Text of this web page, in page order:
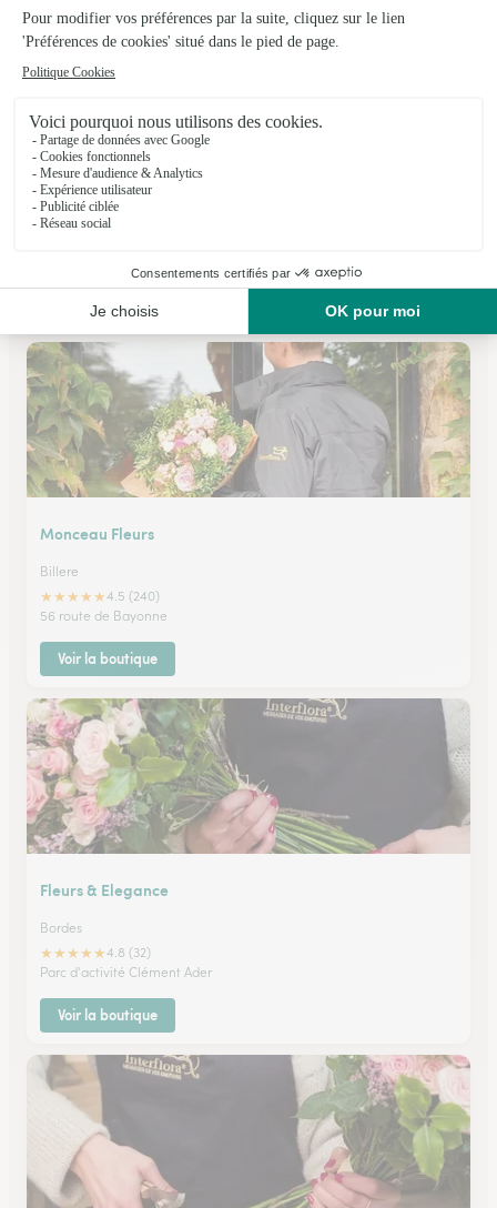
Mil’fleurs
PAU
Voir la boutique
Monceau Fleurs
Billere
★★★★★4.5 (240)
56 route de Bayonne
Voir la boutique
Fleurs & Elegance
Bordes
★★★★★4.8 (32)
Parc d'activité Clément Ader
Voir la boutique